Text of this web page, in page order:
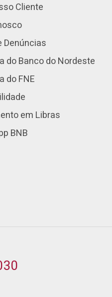
Cliente
Denúncias
do Banco do Nordeste
do FNE
em Libras
BNB